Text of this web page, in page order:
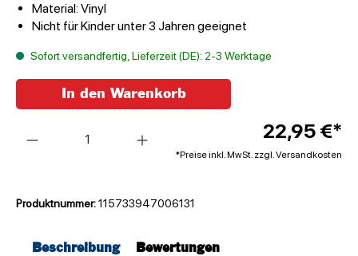
Material: Vinyl
Nicht für Kinder unter 3 Jahren geeignet
Sofort versandfertig, Lieferzeit (DE): 2-3 Werktage
22,95 €*
*Preise inkl. MwSt. zzgl. Versandkosten
In den Warenkorb
Produktnummer:115733947006131
Beschreibung Bewertungen